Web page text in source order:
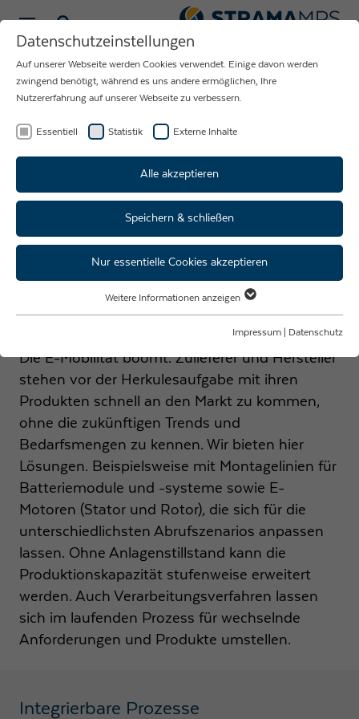
MONTAGELINIEN UND
TESTSYSTEME FÜR
DIE E-MOBILITÄT
E-MOBILITÄT - SKALIERBARE
MONTAGELINIEN FÜR EINEN
ZUKUNFTSMARKT UNTER
„HOCHSPANNUNG“
Die E-Mobilität boomt. Zulieferer und Hersteller
stehen vor der Herkulesaufgabe mit ihren
Produkten schnell an den Markt zu kommen,
ohne die zukünftigen Trends und
Bedarfsmengen zu kennen. Wir bieten hier
Lösungen. Beispielsweise mit Montagelinien für
Batteriemodule und -systeme sowie E-
Motoren (Stator und Rotor), die sich für die
unterschiedlichsten Abrufszenarios anpassen
lassen. Ohne Anlagenstillstand kann die
Produktionskapazität stufenweise erweitert
werden. Auch Verarbeitungsverfahren lassen
sich im laufenden Prozess für wechselnde
Anforderungen und Produkte umstellen.
Integrierbare Prozesse
Datenschutzeinstellungen
Auf unserer Webseite werden Cookies verwendet. Einige davon werden
zwingend benötigt, während es uns andere ermöglichen, Ihre
Nutzererfahrung auf unserer Webseite zu verbessern.
Essentiell Statistik Externe Inhalte
Alle akzeptieren
Speichern & schließen
Nur essentielle Cookies akzeptieren
Essentielle Cookies werden für grundlegende Funktionen der Webseite
funktioniert.
Name fe_typo3_user
Anbieter Strama-MPS Maschinenbau GmbH & Co. KG
Laufzeit Ende der Sitzung
Zweck
Behält die Zustände des Benutzers bei allen
Seitenanfragen bei.
Name cookie_optin
Anbieter Strama-MPS Maschinenbau GmbH & Co. KG
Laufzeit 1 Jahr
Cookie-Informationen anzeigen
Statistik
Analytische Cookies helfen uns, unsere Webseite zu verbessern, indem
wir Informationen über Ihre Nutzung sammeln und melden.
Name _ga
Laufzeit 2 Jahre
Registriert eine eindeutige ID, die verwendet wird,
Website nutzt, zu generieren.
Cookie-Informationen anzeigen
Externe Inhalte
Wir verwenden auf unserer Website externe Inhalte, um Ihnen zusätzliche
Informationen anzubieten.
Weitere Informationen anzeigen
Impressum Datenschutz